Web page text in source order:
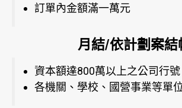
訂單內金額滿一萬元
月結/依計劃案結
資本額達800萬以上之公司行號
各機關、學校、國營事業等單